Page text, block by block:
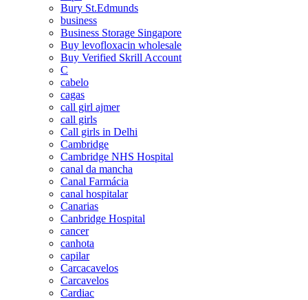
Bury St.Edmunds
business
Business Storage Singapore
Buy levofloxacin wholesale
Buy Verified Skrill Account
C
cabelo
cagas
call girl ajmer
call girls
Call girls in Delhi
Cambridge
Cambridge NHS Hospital
canal da mancha
Canal Farmácia
canal hospitalar
Canarias
Canbridge Hospital
cancer
canhota
capilar
Carcacavelos
Carcavelos
Cardiac